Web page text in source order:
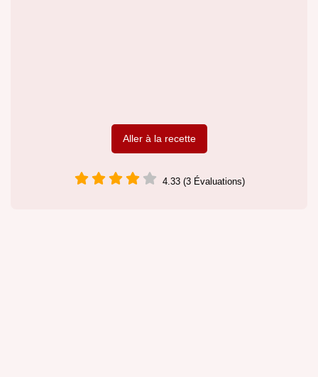
Aller à la recette
4.33 (3 Évaluations)